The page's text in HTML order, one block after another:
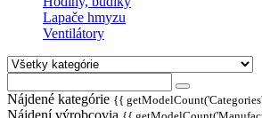
Lapače hmyzu
Ventilátory
Nájdené kategórie {{
Nájdení výrobcovia